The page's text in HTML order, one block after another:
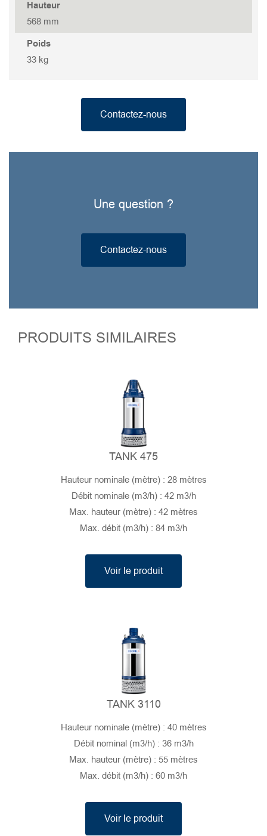
GOVOX-G 337
GOVOX 315 S
Hauteur
568 mm
Poids
33 kg
Contactez-nous
Une question ?
Contactez-nous
PRODUITS SIMILAIRES
TANK 475
Hauteur nominale (mètre) : 28 mètres
Débit nominale (m3/h) : 42 m3/h
Max. hauteur (mètre) : 42 mètres
Max. débit (m3/h) : 84 m3/h
Voir le produit
TANK 3110
Hauteur nominale (mètre) : 40 mètres
Débit nominal (m3/h) : 36 m3/h
Max. hauteur (mètre) : 55 mètres
Max. débit (m3/h) : 60 m3/h
Voir le produit